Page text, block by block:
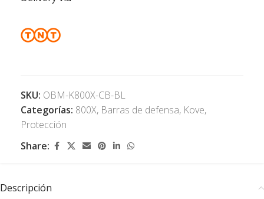
SKU: OBM-K800X-CB-BL
Categorías: 800X, Barras de defensa, Kove,
Protección
Share:
Descripción